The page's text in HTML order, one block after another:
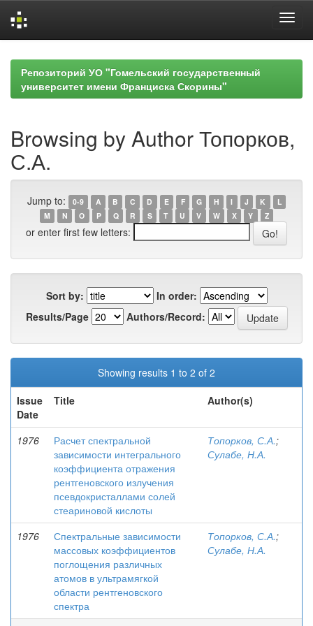
navigationРепозиторий УО "Гомельский государственный
университет имени Франциска Скорины"
Browsing by Author Топорков,
С.А.
Jump to: 0-9 A B C D E F G H I J K
L
M
N O P Q R S T U V W X Y Z
or enter first few letters:
Sort by:
In order:
Results/Page
Authors/Record:
Showing results 1 to 2 of 2
Issue
Date
Title Author(s)
1976
Расчет спектральной
зависимости интегрального
коэффициента отражения
рентгеновского излучения
псевдокристаллами солей
стеариновой кислоты
Топорков, С.А.;
Сулабе, Н.А.
1976
Спектральные зависимости
массовых коэффициентов
поглощения различных
атомов в ультрамягкой
области рентгеновского
спектра
Топорков, С.А.;
Сулабе, Н.А.